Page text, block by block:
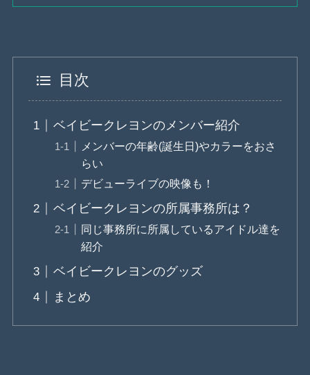
目次
ベイビークレヨンのメンバー紹介
メンバーの年齢(誕生日)やカラーをおさ
らい
デビューライブの映像も！
ベイビークレヨンの所属事務所は？
同じ事務所に所属しているアイドル達を
紹介
ベイビークレヨンのグッズ
まとめ